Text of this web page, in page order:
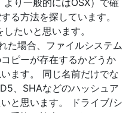
る方法を探しています。
たいと思います。
た場合、ファイルシステム
ピーが存在するかどうか
ます。 同じ名前だけでな
、SHAなどのハッシュア
と思います。 ドライブ/シ